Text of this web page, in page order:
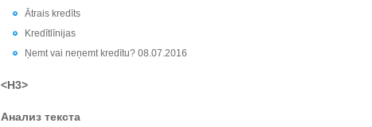
Ātrais kredīts
Kredītlīnijas
Ņemt vai neņemt kredītu? 08.07.2016
<H3>
Анализ текста